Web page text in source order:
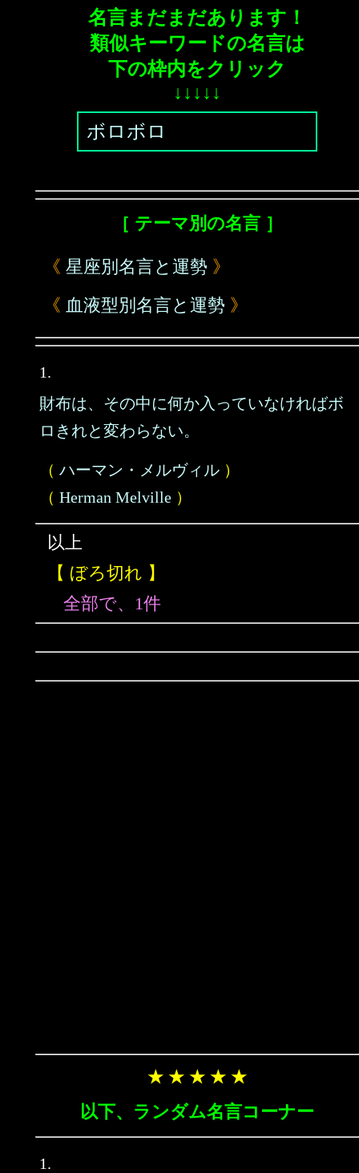
名言まだまだあります！
類似キーワードの名言は
下の枠内をクリック
↓↓↓↓↓
ボロボロ
［ テーマ別の名言 ］
《 星座別名言と運勢 》
《 血液型別名言と運勢 》
1.
財布は、その中に何か入っていなければボ
ロきれと変わらない。
（ ハーマン・メルヴィル ）
（ Herman Melville ）
以上
【 ぼろ切れ 】
全部で、1件
★ ★ ★ ★ ★
以下、ランダム名言コーナー
1.